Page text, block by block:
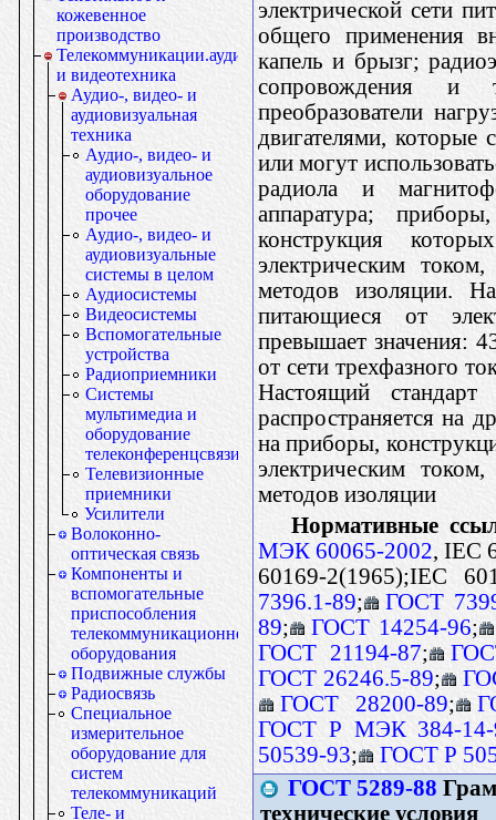
кожевенное
производство
Телекоммуникации.аудио-
и видеотехника
Аудио-, видео- и
аудиовизуальная
техника
Аудио-, видео- и
аудиовизуальное
оборудование
прочее
Аудио-, видео- и
аудиовизуальные
системы в целом
Аудиосистемы
Видеосистемы
Вспомогательные
устройства
Радиоприемники
Системы
мультимедиа и
оборудование
телеконференцсвязи
Телевизионные
приемники
Усилители
Волоконно-
оптическая связь
Компоненты и
вспомогательные
приспособления
телекоммуникационного
оборудования
Подвижные службы
Радиосвязь
Специальное
измерительное
оборудование для
систем
телекоммуникаций
Теле- и
электрической сети
общего применения
капель и брызг;
сопровождения и
преобразователи
двигателями, которые
или могут
радиола и
аппаратура;
конструкция
электрическим
методов изоляции.
питающиеся от
превышает значения:
от сети трехфазного
Настоящий
распространяется на
на приборы,
электрическим
методов изоляции
Нормативные
МЭК 60065-2002, IEC
60169-2(1965);IEC
7396.1-89;
ГОСТ
89; ГОСТ 14254-96;
ГОСТ 21194-87;
ГОСТ 26246.5-89;
ГОСТ 28200-89;
ГОСТ Р МЭК 384-14-
50539-93;
ГОСТ Р
ГОСТ 5289-88
технические условия